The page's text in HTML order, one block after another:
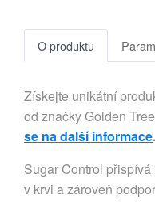
O produktu
Získejte unikátní
od značky Golden
se na další informace.
Sugar Control
v krvi a zároveň